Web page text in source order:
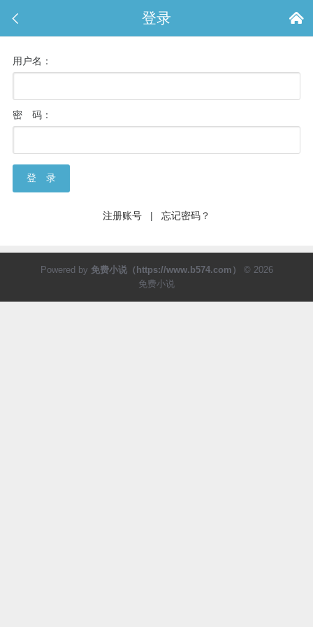
 
登录
用户名：
密 码：
登 录
注册账号 | 忘记密码？
Powered by 免费小说（https://www.b574.com）
© 2026
免费小说